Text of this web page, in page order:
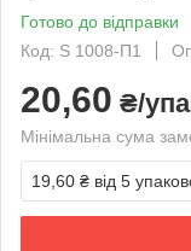
Готово до відправки
Код: S 1008-П1
20,60 ₴/
Мінімальна сума
19,60 ₴ від 5